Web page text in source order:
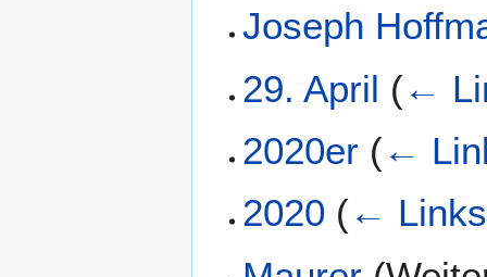
Joseph
29. April (←
2020er (←
2020 (← Links